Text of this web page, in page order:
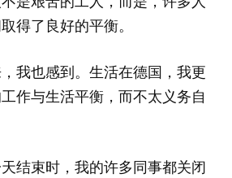
得了良好的平衡。
我也感到。生活在德国，我更
作与生活平衡，而不太义务自
结束时，我的许多同事都关闭